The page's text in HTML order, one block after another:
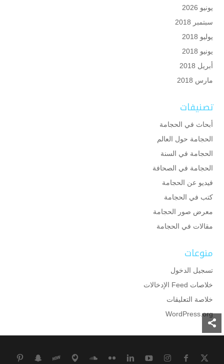
يونيو 2026
سبتمبر 2018
يوليو 2018
يونيو 2018
أبريل 2018
مارس 2018
تصنيفات
أبحاث في الحجامة
الحجامة حول العالم
الحجامة في السنة
الحجامة في الصحافة
فيديو عن الحجامة
كتب في الحجامة
معرض صور الحجامة
مقالات في الحجامة
منوعات
تسجيل الدخول
خلاصات Feed الإدخالات
خلاصة التعليقات
WordPress.org